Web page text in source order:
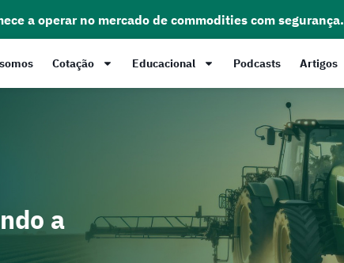
a operar no mercado de commodities com segurança.
Cotação Educacional Podcasts Artigos
a